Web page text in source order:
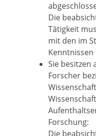
Die
Tätigkeit
mit den im
Kenntnissen
Sie besitzen
Forscher
Forschung:
Die